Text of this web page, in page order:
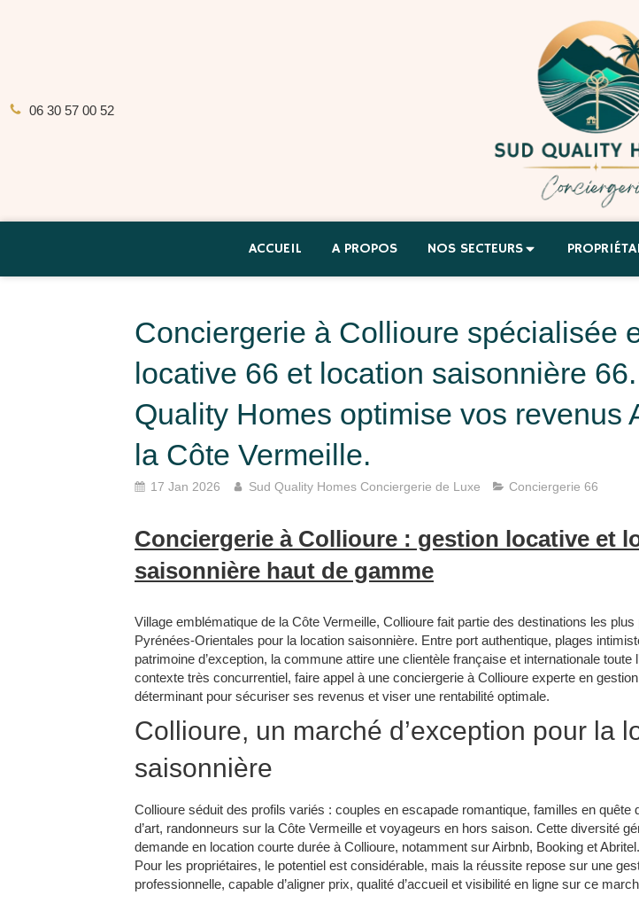
06 30 57 00 52
ACCUEIL A PROPOS NOS SECTEURS
Conciergerie à Collioure spécialisée
locative 66 et location saisonnière
Quality Homes optimise vos revenus
la Côte Vermeille.
17 Jan 2026 Sud Quality Homes Conciergerie de Luxe Conciergerie 66
Conciergerie à Collioure : gestion locative et
saisonnière haut de gamme
Village emblématique de la Côte Vermeille, Collioure fait partie des destinations les plus
Pyrénées-Orientales pour la location saisonnière. Entre port authentique, plages
patrimoine d’exception, la commune attire une clientèle française et internationale toute
contexte très concurrentiel, faire appel à une conciergerie à Collioure experte en
déterminant pour sécuriser ses revenus et viser une rentabilité optimale.​
Collioure, un marché d’exception pour la
saisonnière
Collioure séduit des profils variés : couples en escapade romantique, familles en quête
d’art, randonneurs sur la Côte Vermeille et voyageurs en hors saison. Cette diversité
demande en location courte durée à Collioure, notamment sur Airbnb, Booking et Abritel.​
Pour les propriétaires, le potentiel est considérable, mais la réussite repose sur une
professionnelle, capable d’aligner prix, qualité d’accueil et visibilité en ligne sur ce